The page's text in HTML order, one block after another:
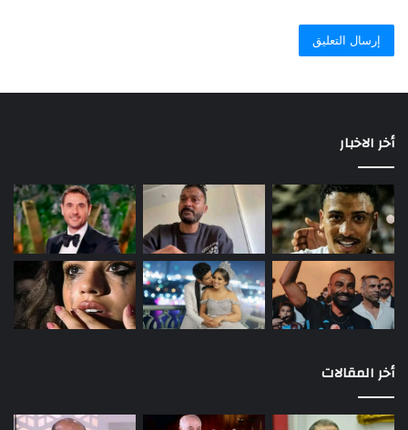
أخر الاخبار
أخر المقالات